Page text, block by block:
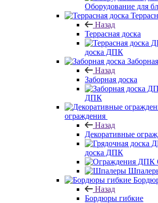
Оборудование для
Назад
Террасная доска
доска ДПК
Назад
Заборная доска
ДПК
ограждения
Назад
Декоративные
доска ДПК
Назад
Бордюры гибкие